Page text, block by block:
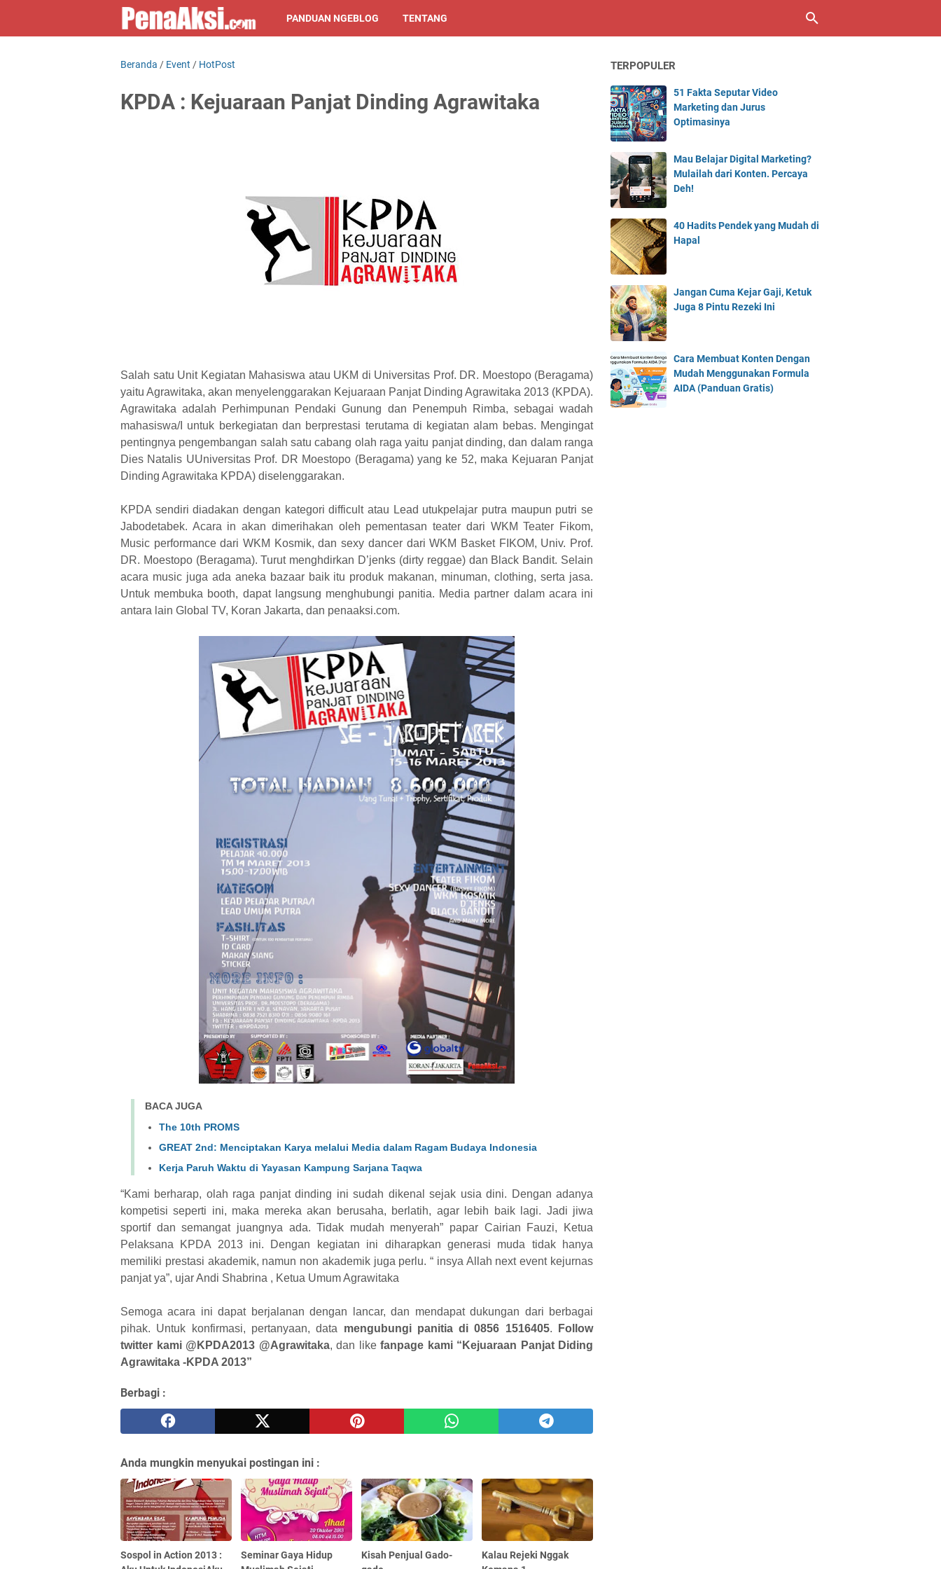
PANDUAN NGEBLOG TENTANG
Beranda / Event / HotPost
KPDA : Kejuaraan Panjat Dinding Agrawitaka
Salah satu Unit Kegiatan Mahasiswa atau UKM di Universitas Prof. DR. Moestopo (Beragama)
yaitu Agrawitaka, akan menyelenggarakan Kejuaraan Panjat Dinding Agrawitaka 2013 (KPDA).
Agrawitaka adalah Perhimpunan Pendaki Gunung dan Penempuh Rimba, sebagai wadah
mahasiswa/I untuk berkegiatan dan berprestasi terutama di kegiatan alam bebas. Mengingat
pentingnya pengembangan salah satu cabang olah raga yaitu panjat dinding, dan dalam ranga
Dies Natalis UUniversitas Prof. DR Moestopo (Beragama) yang ke 52, maka Kejuaran Panjat
Dinding Agrawitaka KPDA) diselenggarakan.
KPDA sendiri diadakan dengan kategori difficult atau Lead utukpelajar putra maupun putri se
Jabodetabek. Acara in akan dimerihakan oleh pementasan teater dari WKM Teater Fikom,
Music performance dari WKM Kosmik, dan sexy dancer dari WKM Basket FIKOM, Univ. Prof.
DR. Moestopo (Beragama). Turut menghdirkan D’jenks (dirty reggae) dan Black Bandit. Selain
acara music juga ada aneka bazaar baik itu produk makanan, minuman, clothing, serta jasa.
Untuk membuka booth, dapat langsung menghubungi panitia. Media partner dalam acara ini
antara lain Global TV, Koran Jakarta, dan penaaksi.com.
BACA JUGA
The 10th PROMS
GREAT 2nd: Menciptakan Karya melalui Media dalam Ragam Budaya Indonesia
Kerja Paruh Waktu di Yayasan Kampung Sarjana Taqwa
“Kami berharap, olah raga panjat dinding ini sudah dikenal sejak usia dini. Dengan adanya
kompetisi seperti ini, maka mereka akan berusaha, berlatih, agar lebih baik lagi. Jadi jiwa
sportif dan semangat juangnya ada. Tidak mudah menyerah” papar Cairian Fauzi, Ketua
Pelaksana KPDA 2013 ini. Dengan kegiatan ini diharapkan generasi muda tidak hanya
memiliki prestasi akademik, namun non akademik juga perlu. “ insya Allah next event kejurnas
panjat ya”, ujar Andi Shabrina , Ketua Umum Agrawitaka
Semoga acara ini dapat berjalanan dengan lancar, dan mendapat dukungan dari berbagai
pihak. Untuk konfirmasi, pertanyaan, data mengubungi panitia di 0856 1516405. Follow
twitter kami @KPDA2013 @Agrawitaka, dan like fanpage kami “Kejuaraan Panjat Diding
Agrawitaka -KPDA 2013”
Berbagi :
Anda mungkin menyukai postingan ini :
Sospol in Action 2013 :
Seminar Gaya Hidup
Kisah Penjual Gado-
Kalau Rejeki Nggak
TERPOPULER
51 Fakta Seputar Video
Marketing dan Jurus
Optimasinya
Mau Belajar Digital Marketing?
Mulailah dari Konten. Percaya
Deh!
40 Hadits Pendek yang Mudah di
Hapal
Jangan Cuma Kejar Gaji, Ketuk
Juga 8 Pintu Rezeki Ini
Cara Membuat Konten Dengan
Mudah Menggunakan Formula
AIDA (Panduan Gratis)